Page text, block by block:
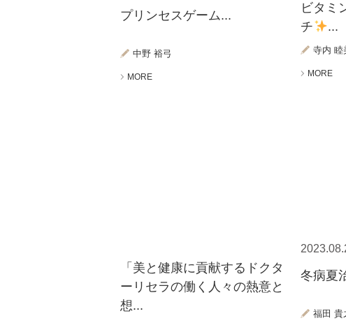
プリンセスゲーム...
中野 裕弓
MORE
ビタミ
チ
...
寺内 睦
MORE
「美と健康に貢献するドクタ
ーリセラの働く人々の熱意と
想...
冬病夏
福田 貴